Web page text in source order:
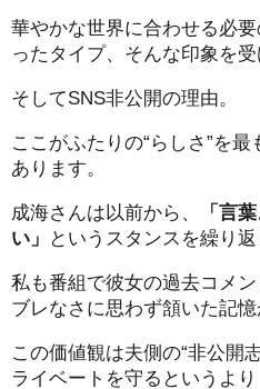
華やかな世界に合わせる必
ったタイプ、そんな印象を受
そしてSNS非公開の理由。
ここがふたりの“らしさ”を
あります。
成海さんは以前から、
「言
い」
というスタンスを繰り返
私も番組で彼女の過去コメ
ブレなさに思わず頷いた記憶
この価値観は夫側の“非公開
ライベートを守るというより